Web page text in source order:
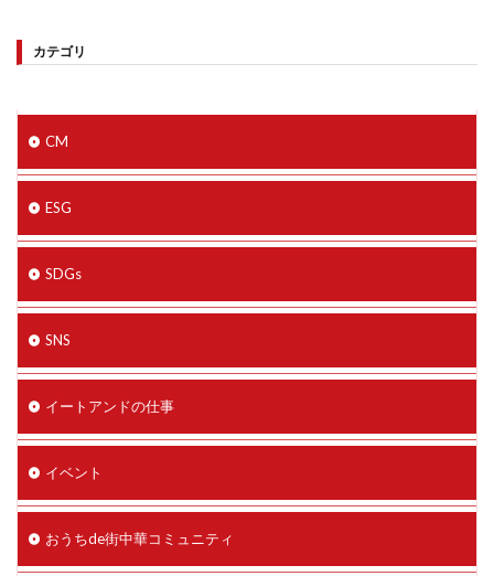
カテゴリ
CM
ESG
SDGs
SNS
イートアンドの仕事
イベント
おうちde街中華コミュニティ